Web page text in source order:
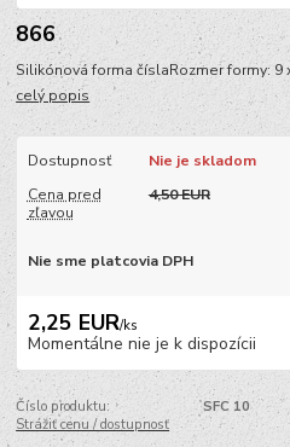
866
Silikónová forma číslaRozmer formy: 9
celý popis
Dostupnosť
Nie je skladom
Cena pred
zľavou
4,50 EUR
Nie sme platcovia DPH
2,25 EUR/ks
Momentálne nie je k dispozícii
Číslo produktu:
SFC 10
Strážiť cenu / dostupnosť